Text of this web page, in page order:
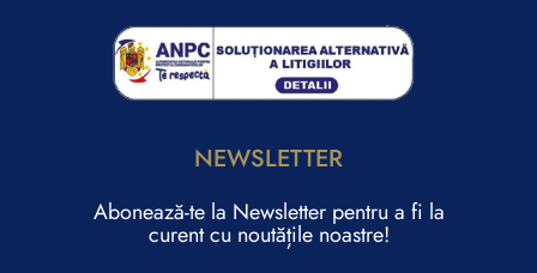
NEWSLETTER
Abonează-te la Newsletter pentru a fi la
curent cu noutățile noastre!